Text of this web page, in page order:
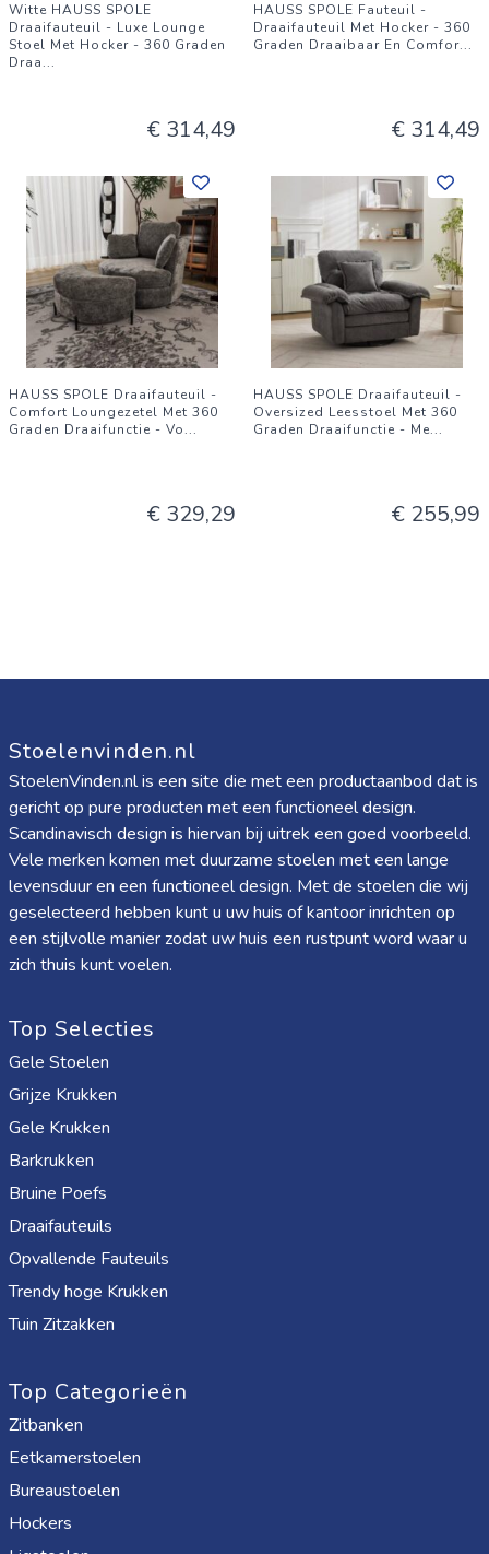
Witte HAUSS SPOLE
Draaifauteuil - Luxe Lounge
Stoel Met Hocker - 360 Graden
Draa...
€ 314,49
HAUSS SPOLE Fauteuil -
Draaifauteuil Met Hocker - 360
Graden Draaibaar En Comfor...
€ 314,49
HAUSS SPOLE Draaifauteuil -
Comfort Loungezetel Met 360
Graden Draaifunctie - Vo...
€ 329,29
HAUSS SPOLE Draaifauteuil -
Oversized Leesstoel Met 360
Graden Draaifunctie - Me...
€ 255,99
Stoelenvinden.nl
StoelenVinden.nl is een site die met een productaanbod dat is
gericht op pure producten met een functioneel design.
Scandinavisch design is hiervan bij uitrek een goed voorbeeld.
Vele merken komen met duurzame stoelen met een lange
levensduur en een functioneel design. Met de stoelen die wij
geselecteerd hebben kunt u uw huis of kantoor inrichten op
een stijlvolle manier zodat uw huis een rustpunt word waar u
zich thuis kunt voelen.
Top Selecties
Gele Stoelen
Grijze Krukken
Gele Krukken
Barkrukken
Bruine Poefs
Draaifauteuils
Opvallende Fauteuils
Trendy hoge Krukken
Tuin Zitzakken
Top Categorieën
Zitbanken
Eetkamerstoelen
Bureaustoelen
Hockers